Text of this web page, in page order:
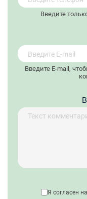
Введите
Введите E-mail,
Я согласен